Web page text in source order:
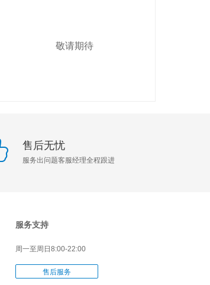
敬请期待
售后无忧
服务出问题客服经理全程跟进
服务支持
周一至周日 8:00-22:00
售后服务